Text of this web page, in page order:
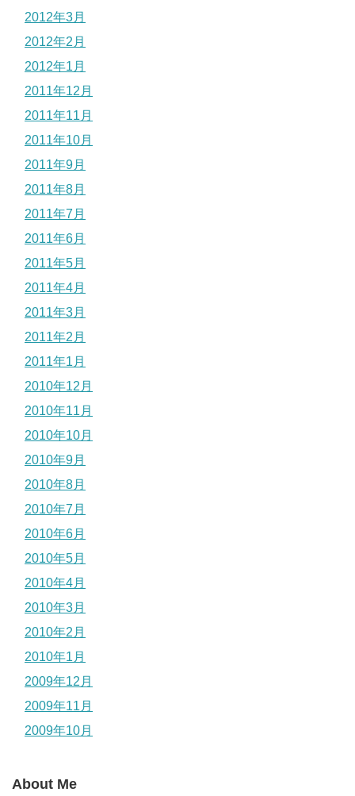
2012年3月
2012年2月
2012年1月
2011年12月
2011年11月
2011年10月
2011年9月
2011年8月
2011年7月
2011年6月
2011年5月
2011年4月
2011年3月
2011年2月
2011年1月
2010年12月
2010年11月
2010年10月
2010年9月
2010年8月
2010年7月
2010年6月
2010年5月
2010年4月
2010年3月
2010年2月
2010年1月
2009年12月
2009年11月
2009年10月
About Me